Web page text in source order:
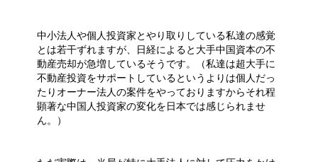
中小法人や個人投資家とやり取りしている私達の感覚
とは若干ずれますが、日経によると大手中国資本の不
動産売却が急増しているそうです。（私達は超大手に
不動産投資をサポートしているというよりは個人だっ
たりオーナー法人の案件をやっておりますからそれ程
顕著な中国人投資家の変化を日本では感じられませ
ん。）